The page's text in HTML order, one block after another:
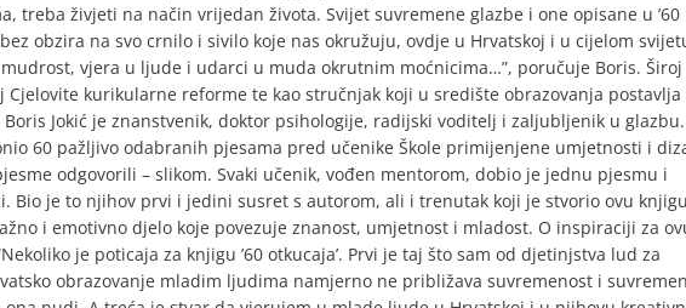
treba živjeti na način vrijedan života. Svijet suvremene glazbe i one opisane u ’60
obzira na svo crnilo i sivilo koje nas okružuju, ovdje u Hrvatskoj i u cijelom
vjera u ljude i udarci u muda okrutnim moćnicima…”, poručuje Boris. Široj
Cjelovite kurikularne reforme te kao stručnjak koji u središte obrazovanja postavlja
Jokić je znanstvenik, doktor psihologije, radijski voditelj i zaljubljenik u
60 pažljivo odabranih pjesama pred učenike Škole primijenjene umjetnosti i
odgovorili – slikom. Svaki učenik, vođen mentorom, dobio je jednu pjesmu i
Bio je to njihov prvi i jedini susret s autorom, ali i trenutak koji je stvorio ovu
i emotivno djelo koje povezuje znanost, umjetnost i mladost. O inspiraciji za
je poticaja za knjigu ’60 otkucaja’. Prvi je taj što sam od djetinjstva lud za
obrazovanje mladim ljudima namjerno ne približava suvremenost i